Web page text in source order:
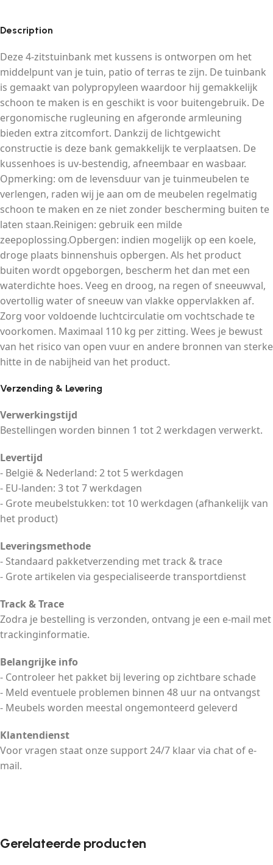
Description
Deze 4-zitstuinbank met kussens is ontworpen om het
middelpunt van je tuin, patio of terras te zijn. De tuinbank
is gemaakt van polypropyleen waardoor hij gemakkelijk
schoon te maken is en geschikt is voor buitengebruik. De
ergonomische rugleuning en afgeronde armleuning
bieden extra zitcomfort. Dankzij de lichtgewicht
constructie is deze bank gemakkelijk te verplaatsen. De
kussenhoes is uv-bestendig, afneembaar en wasbaar.
Opmerking: om de levensduur van je tuinmeubelen te
verlengen, raden wij je aan om de meubelen regelmatig
schoon te maken en ze niet zonder bescherming buiten te
laten staan.Reinigen: gebruik een milde
zeepoplossing.Opbergen: indien mogelijk op een koele,
droge plaats binnenshuis opbergen. Als het product
buiten wordt opgeborgen, bescherm het dan met een
waterdichte hoes. Veeg en droog, na regen of sneeuwval,
overtollig water of sneeuw van vlakke oppervlakken af.
Zorg voor voldoende luchtcirculatie om vochtschade te
voorkomen. Maximaal 110 kg per zitting. Wees je bewust
van het risico van open vuur en andere bronnen van sterke
hitte in de nabijheid van het product.
Verzending & Levering
Verwerkingstijd
Bestellingen worden binnen 1 tot 2 werkdagen verwerkt.
Levertijd
- België & Nederland: 2 tot 5 werkdagen
- EU-landen: 3 tot 7 werkdagen
- Grote meubelstukken: tot 10 werkdagen (afhankelijk van
het product)
Leveringsmethode
- Standaard pakketverzending met track & trace
- Grote artikelen via gespecialiseerde transportdienst
Track & Trace
Zodra je bestelling is verzonden, ontvang je een e-mail met
trackinginformatie.
Belangrijke info
- Controleer het pakket bij levering op zichtbare schade
- Meld eventuele problemen binnen 48 uur na ontvangst
- Meubels worden meestal ongemonteerd geleverd
Klantendienst
Voor vragen staat onze support 24/7 klaar via chat of e-
mail.
Gerelateerde producten